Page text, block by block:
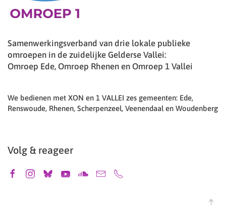
Samenwerkingsverband van drie lokale publieke
omroepen in de zuidelijke Gelderse Vallei:
Omroep Ede, Omroep Rhenen en Omroep 1 Vallei
We bedienen met XON en 1 VALLEI zes gemeenten: Ede,
Renswoude, Rhenen, Scherpenzeel, Veenendaal en Woudenberg
Volg & reageer